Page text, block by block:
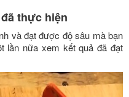
thực hiện
và đạt được độ sâu mà bạn
lần nữa xem kết quả đã đạt